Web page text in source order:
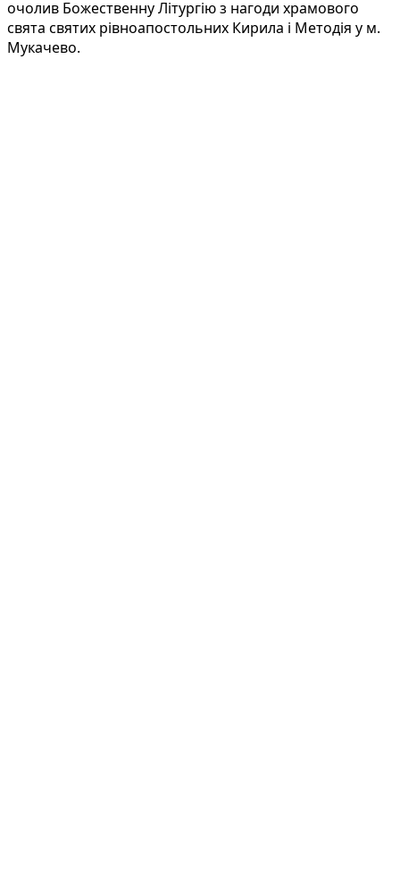
очолив Божественну Літургію з нагоди храмового
свята святих рівноапостольних Кирила і Методія у м.
Мукачево.